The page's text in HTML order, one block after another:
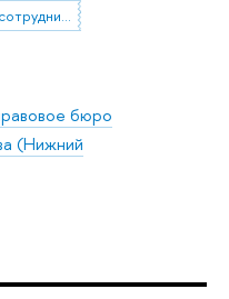
международное сотрудничество
бюро
(Нижний